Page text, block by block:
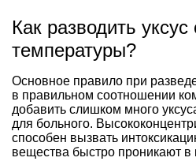
Как разводить уксус
температуры?
Основное правило при
в правильном соотношении
добавить слишком много
для больного.
способен вызвать
вещества быстро проникают в